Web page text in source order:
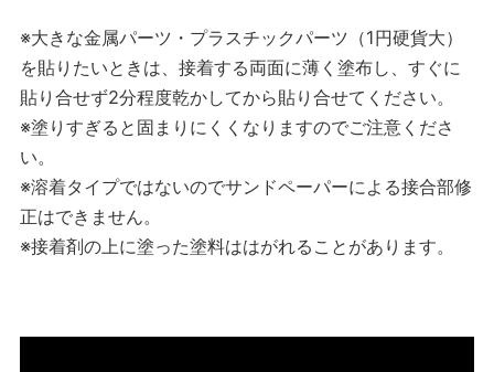
※大きな金属パーツ・プラスチックパーツ（1円硬貨大）
を貼りたいときは、接着する両面に薄く塗布し、すぐに
貼り合せず2分程度乾かしてから貼り合せてください。
※塗りすぎると固まりにくくなりますのでご注意くださ
い。
※溶着タイプではないのでサンドペーパーによる接合部修
正はできません。
※接着剤の上に塗った塗料ははがれることがあります。